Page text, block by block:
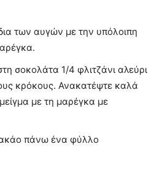
των αυγών με την υπόλοιπη
σοκολάτα 1/4 φλιτζάνι αλεύρι
κρόκους. Ανακατέψτε καλά
με τη μαρέγκα με
πάνω ένα φύλλο